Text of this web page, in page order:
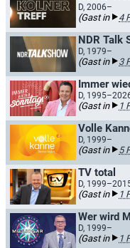
D, 2006–
(Gast in 4
NDR Talk
D, 1979–
(Gast in 3
Immer
D,
(Gast in 1
Volle
D, 1999–
(Gast in 5
TV total
D,
(Gast in 1
Wer wird
D, 1999–
(Gast in 1